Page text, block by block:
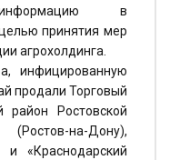
в
принятия мер
агрохолдинга.
инфицированную
продали Торговый
район Ростовской
на-Дону),
и «Краснодарский